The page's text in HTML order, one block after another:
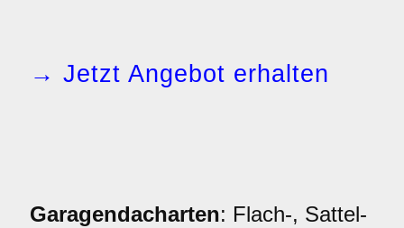
→ Jetzt Angebot erhalten
Garagendacharten: Flach-, Sattel-